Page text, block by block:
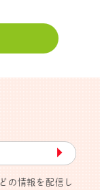
▶︎
の情報を配信し